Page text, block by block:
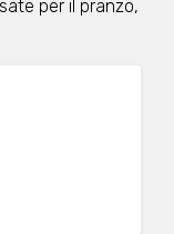
per il pranzo,